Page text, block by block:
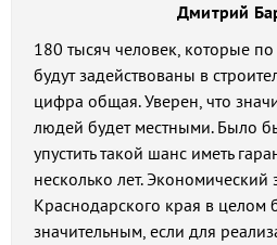
Дмитрий
180 тысяч человек, которые
будут задействованы в
цифра общая. Уверен, что
людей будет местными. Было
упустить такой шанс иметь
несколько лет. Экономический
Краснодарского края в целом
значительным, если для